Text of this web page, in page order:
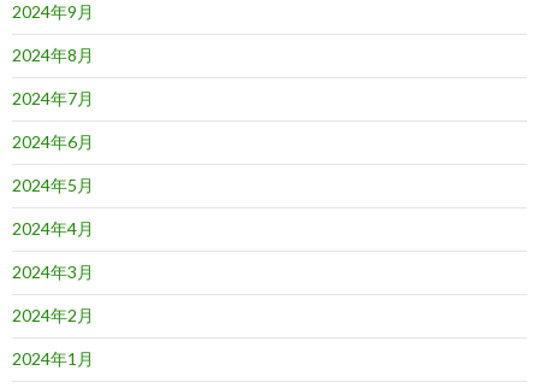
2024年9月
2024年8月
2024年7月
2024年6月
2024年5月
2024年4月
2024年3月
2024年2月
2024年1月